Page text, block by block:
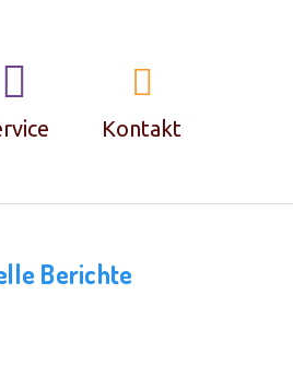
Kontakt
Kontakt
Berichte